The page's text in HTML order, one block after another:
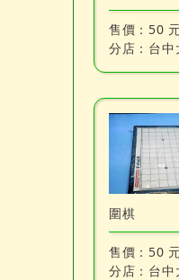
售價： 50
分店： 台中
圍棋
售價： 50
分店： 台中